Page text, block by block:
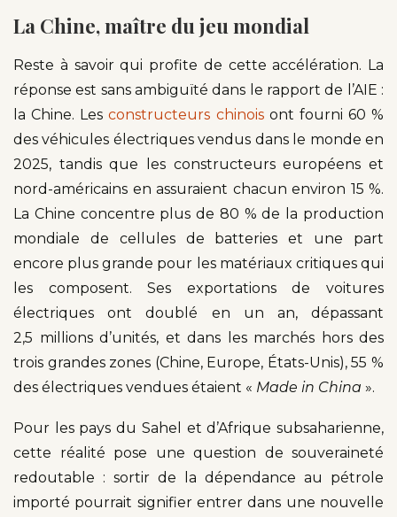
La Chine, maître du jeu mondial
Reste à savoir qui profite de cette accélération. La
réponse est sans ambiguïté dans le rapport de l’AIE :
la Chine. Lesconstructeurs chinoisont fourni 60 %
des véhicules électriques vendus dans le monde en
2025, tandis que les constructeurs européens et
nord-américains en assuraient chacun environ 15 %.
La Chine concentre plus de 80 % de la production
mondiale de cellules de batteries et une part
encore plus grande pour les matériaux critiques qui
les composent. Ses exportations de voitures
électriques ont doublé en un an, dépassant
2,5 millions d’unités, et dans les marchés hors des
trois grandes zones (Chine, Europe, États-Unis), 55 %
des électriques vendues étaient « Made in China ».
Pour les pays du Sahel et d’Afrique subsaharienne,
cette réalité pose une question de souveraineté
redoutable : sortir de la dépendance au pétrole
importé pourrait signifier entrer dans une nouvelle